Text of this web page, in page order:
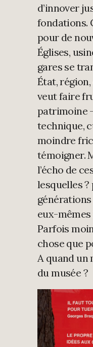
d’innover
fondations.
pour de
Églises,
gares se
État,
veut faire
patrimoine
technique,
moindre
témoigner.
l’écho de
lesquelles
générations
eux-
Parfois
chose que
A quand un
du musée ?